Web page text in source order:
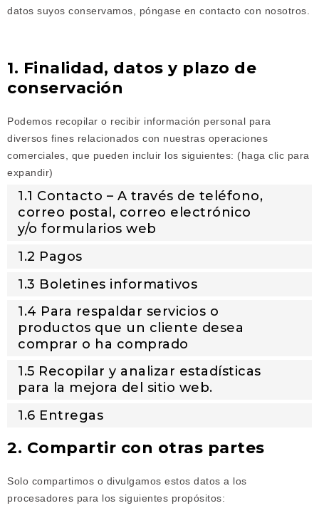
datos suyos conservamos, póngase en contacto con nosotros.
1. Finalidad, datos y plazo de
conservación
Podemos recopilar o recibir información personal para
diversos fines relacionados con nuestras operaciones
comerciales, que pueden incluir los siguientes: (haga clic para
expandir)
1.1 Contacto – A través de teléfono,
correo postal, correo electrónico
y/o formularios web
1.2 Pagos
1.3 Boletines informativos
1.4 Para respaldar servicios o
productos que un cliente desea
comprar o ha comprado
1.5 Recopilar y analizar estadísticas
para la mejora del sitio web.
1.6 Entregas
2. Compartir con otras partes
Solo compartimos o divulgamos estos datos a los
procesadores para los siguientes propósitos: